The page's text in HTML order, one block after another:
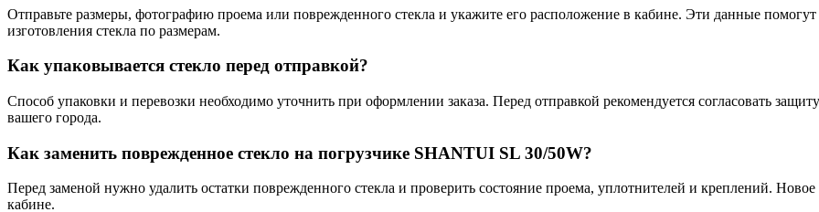
Отправьте размеры, фотографию проема или поврежденного стекла и укажите его расположение в кабине. Эти данные
изготовления стекла по размерам.
Как упаковывается стекло перед отправкой?
Способ упаковки и перевозки необходимо уточнить при оформлении заказа. Перед отправкой рекомендуется согласовать
вашего города.
Как заменить поврежденное стекло на погрузчике SHANTUI SL 30/50W?
Перед заменой нужно удалить остатки поврежденного стекла и проверить состояние проема, уплотнителей и креплений.
кабине.